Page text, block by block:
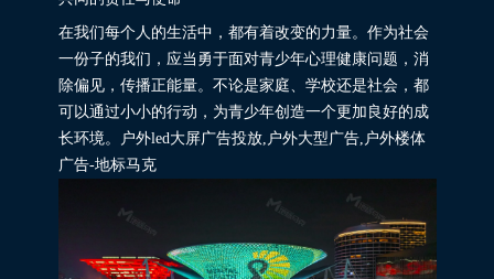
在我们每个人的生活中，都有着改变的力量。作为社会
一份子的我们，应当勇于面对青少年心理健康问题，消
除偏见，传播正能量。不论是家庭、学校还是社会，都
可以通过小小的行动，为青少年创造一个更加良好的成
长环境。户外led大屏广告投放,户外大型广告,户外楼体
广告-地标马克